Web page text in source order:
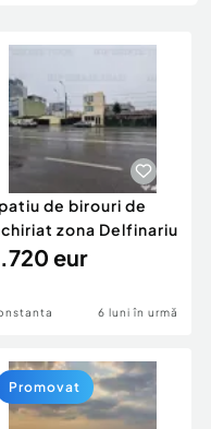
de birouri de
zona Delfinariu
eur
6 luni în urmă
Promovat